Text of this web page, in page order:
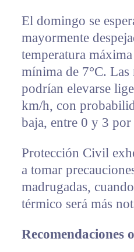
El domingo se
mayormente
temperatura
mínima de 7°C. Las
podrían elevarse
km/h, con
baja, entre 0 y 3 por
Protección Civil
a tomar
madrugadas,
térmico será más
Recomendaciones